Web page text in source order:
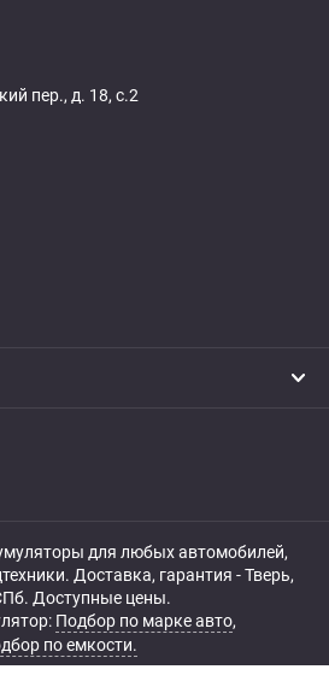
пер., д. 18, с.2
для любых автомобилей,
Доставка, гарантия - Тверь,
Доступные цены.
Подбор по марке авто,
по емкости.
права защищены.